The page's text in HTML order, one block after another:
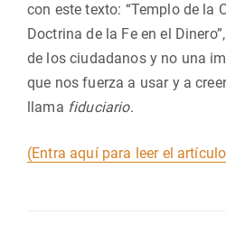
con este texto: “Templo de la
Doctrina de la Fe en el
de los ciudadanos y no una
que nos fuerza a usar y a
llama fiduciario.
(Entra aquí para leer el